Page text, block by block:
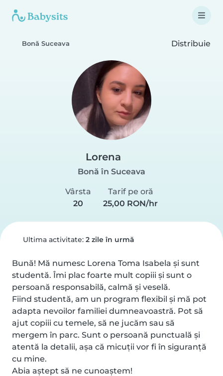
Bonă Suceava Distribuie
Lorena
Bonă în Suceava
Vârsta
20
Tarif pe oră
25,00 RON/hr
Ultima activitate: 2 zile în urmă
Bună! Mă numesc Lorena Toma Isabela și sunt
studentă. Îmi plac foarte mult copiii și sunt o
persoană responsabilă, calmă și veselă.
Fiind studentă, am un program flexibil și mă pot
adapta nevoilor familiei dumneavoastră. Pot să
ajut copiii cu temele, să ne jucăm sau să
mergem în parc. Sunt o persoană punctuală și
atentă la detalii, așa că micuții vor fi în siguranță
cu mine.
Abia aștept să ne cunoaștem!